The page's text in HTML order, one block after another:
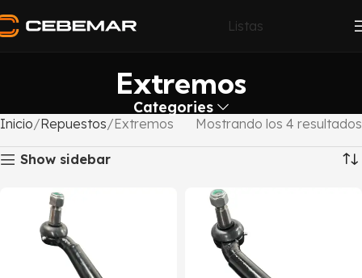
Listas
Extremos
Categories
Inicio Repuestos Extremos Mostrando los 4 resultados
Show sidebar